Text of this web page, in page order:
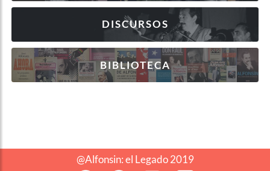
DISCURSOS
BIBLIOTECA
@Alfonsin: el Legado 2019